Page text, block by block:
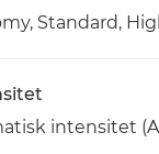
Standard,
intensitet